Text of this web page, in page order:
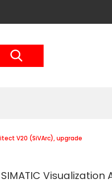
V20 (SiVArc), upgrade
Visualization